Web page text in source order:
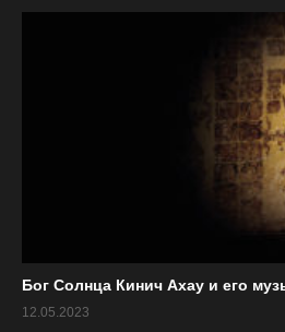
Бог Солнца Кинич Ахау и его
12.05.2023